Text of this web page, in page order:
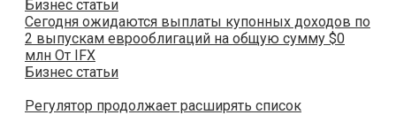
Бизнес статьи
Сегодня ожидаются выплаты купонных доходов по
2 выпускам еврооблигаций на общую сумму $0
млн От IFX
Бизнес статьи
Регулятор продолжает расширять список